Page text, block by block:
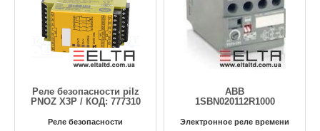
Реле безопасности pilz
PNOZ X3P / КОД: 777310
Реле безопасности
ABB
1SBN020112R1000
Электронное реле времени